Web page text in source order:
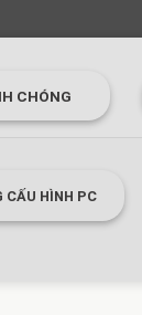
CHÓNG
CẤU HÌNH PC